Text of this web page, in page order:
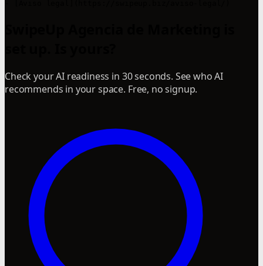
Check your AI readiness in 30 seconds. See who AI
recommends in your space. Free, no signup.